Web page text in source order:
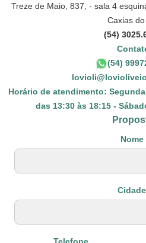
Treze de Maio, 837, - sala 4
Caxias
(54)
(54)
Horário de atendimento:
das 13:30 às 18:15 -
Nome
Telefone